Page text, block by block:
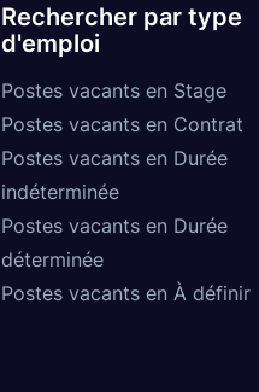
Rechercher par type
d'emploi
Postes vacants en Stage
Postes vacants en Contrat
Postes vacants en Durée
indéterminée
Postes vacants en Durée
déterminée
Postes vacants en À définir